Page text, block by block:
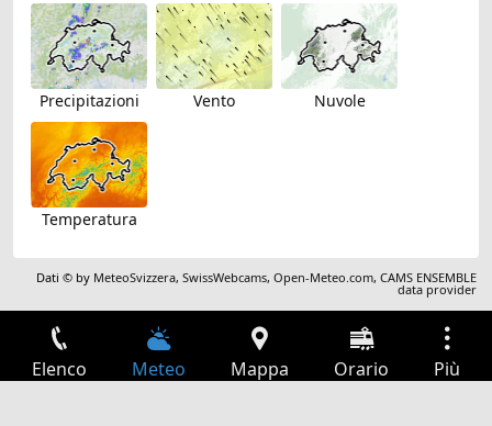
Precipitazioni Vento Nuvole
Temperatura
Dati © by MeteoSvizzera,SwissWebcams,Open-Meteo.com,CAMS ENSEMBLE
data provider
Elenco Meteo Mappa Orario Più